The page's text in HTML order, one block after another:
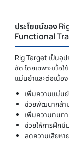
ประโยชน์ของ
Functional
Rig Target เป็นอุ
ชัด โดยเฉพาะเมื่อใ
แม่นยำและต่อเนื่อง
เพิ่มความแม่น
ช่วยพัฒนากล้า
เพิ่มความทนท
ช่วยให้การฝึก
ลดความเสียห